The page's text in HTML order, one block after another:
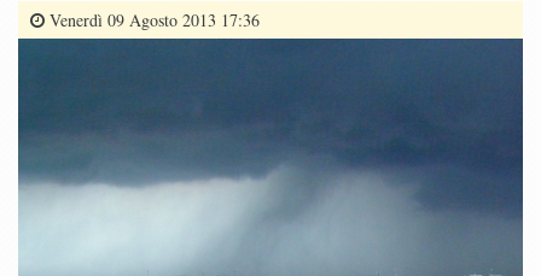
Venerdì 09 Agosto 2013 17:36